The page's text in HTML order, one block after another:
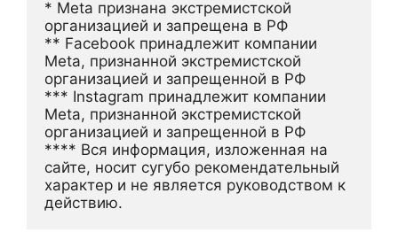
* Meta признана экстремистской
организацией и запрещена в РФ
** Facebook принадлежит компании
Meta, признанной экстремистской
организацией и запрещенной в РФ
*** Instagram принадлежит компании
Meta, признанной экстремистской
организацией и запрещенной в РФ
**** Вся информация, изложенная на
сайте, носит сугубо рекомендательный
характер и не является руководством к
действию.